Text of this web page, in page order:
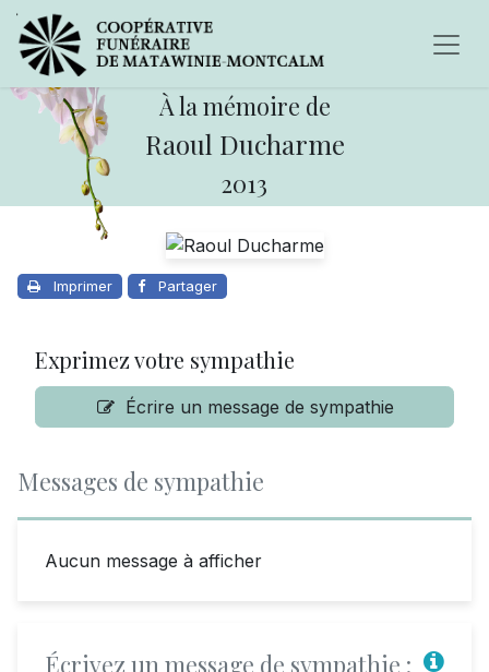
À la mémoire de
Raoul Ducharme
2013
Imprimer Partager
Exprimez votre sympathie
Écrire un message de sympathie
Messages de sympathie
Aucun message à afficher
Écrivez un message de sympathie :